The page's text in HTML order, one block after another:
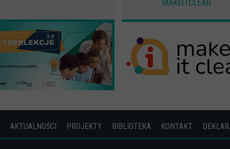
MAKEITCLEAR
AKTUALNOŚCI PROJEKTY BIBLIOTEKA KONTAKT